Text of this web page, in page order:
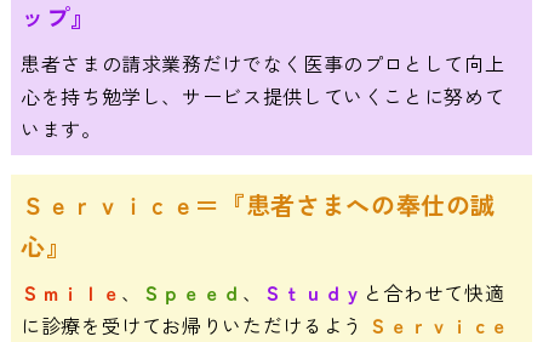
ップ』
患者さまの請求業務だけでなく医事のプロとして向上
心を持ち勉学し、サービス提供していくことに努めて
います。
Ｓｅｒｖｉｃｅ＝『患者さまへの奉仕の誠
心』
Ｓｍｉｌｅ 、 Ｓｐｅｅｄ 、 Ｓｔｕｄｙ と合わせて快適
に診療を受けてお帰りいただけるよう Ｓｅｒｖｉｃｅ